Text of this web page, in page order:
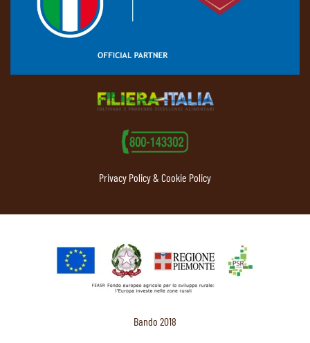
Privacy Policy & Cookie Policy
Bando 2018